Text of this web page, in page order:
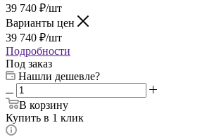
39 740 ₽/шт
Варианты цен
39 740 ₽/шт
Подробности
Под заказ
Нашли дешевле?
В корзину
Купить в 1 клик